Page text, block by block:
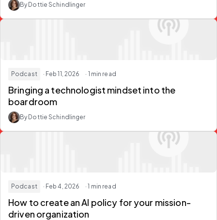
By Dottie Schindlinger
Podcast · Feb 11, 2026 · 1 min read
Bringing a technologist mindset into the
boardroom
By Dottie Schindlinger
Podcast · Feb 4, 2026 · 1 min read
How to create an AI policy for your mission-
driven organization